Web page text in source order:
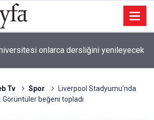
onlarca dersliğini yenileyecek
Tv Spor
Liverpool Stadyumu'nda
beğeni topladı